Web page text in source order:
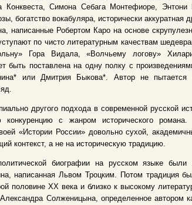
Конквеста, Симона Себага Монтефиоре, Энтони
богатство вокабуляра, исторически аккуратная
написанные Робертом Каро на основе
по чисто литературным качествам
Гора Видала, «Волчьему логову»
поставлена на одну полку с
* или Дмитрия Быкова*. Автор не пытается
другого подхода в современной русской
конкуренцию с жанром исторического
«Истории России» довольно сухой,
контекст, а не на историческую традицию.
биографии на русском языке были
написанная Львом Троцким. Потом традиция
половине ХХ века и близко к высокому
Солженицына, определенное автором